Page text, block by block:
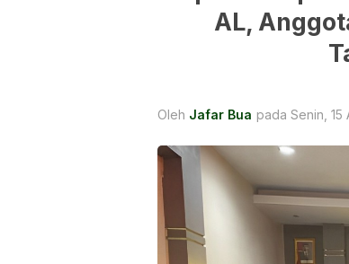
AL,
Oleh Jafar Bua pada Senin, 15